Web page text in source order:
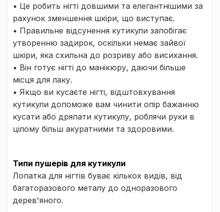
• Це робить нігті довшими та елегантнішими за
рахунок зменшення шкіри, що виступає.
• Правильне відсунення кутикули запобігає
утворенню задирок, оскільки немає зайвої
шкіри, яка схильна до розриву або висихання.
• Він готує нігті до манікюру, даючи більше
місця для лаку.
• Якщо ви кусаєте нігті, відштовхування
кутикули допоможе вам чинити опір бажанню
кусати або дряпати кутикулу, роблячи руки в
цілому більш акуратними та здоровими.
Типи пушерів для кутикули
Лопатка для нігтів буває кількох видів, від
багаторазового металу до одноразового
дерев'яного.